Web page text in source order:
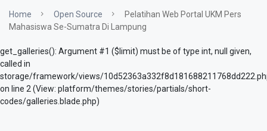
Home Open Source
Pelatihan Web Portal UKM Pers
Mahasiswa Se-Sumatra Di Lampung
get_galleries(): Argument #1 ($limit) must be of type int, null given,
called in
storage/framework/views/
on line 2 (View: platform/themes/stories/partials/short-
codes/galleries.blade.php)